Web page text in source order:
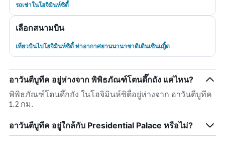
รถเช่าในโฮจิมินห์ซิตี้
เลือกสนามบิน
เที่ยวบินไปโฮจิมินห์ซิตี้ ท่าอากาศยานนานาชาติเตินเซินเญิ้ต
อาวันตีบูทีค อยู่ห่างจาก พิพิธภัณฑ์โตนดึ๊กถัง แค่ไหน?
พิพิธภัณฑ์โตนดึ๊กถัง ในโฮจิมินห์ซิตี้อยู่ห่างจาก อาวันตีบูทีค
1.2 กม.
อาวันตีบูทีค อยู่ใกล้กับ Presidential Palace หรือไม่?